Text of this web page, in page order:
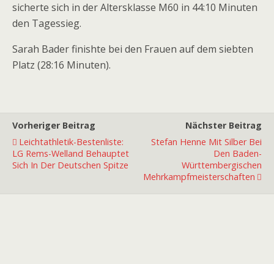
sicherte sich in der Altersklasse M60 in 44:10 Minuten
den Tagessieg.
Sarah Bader finishte bei den Frauen auf dem siebten
Platz (28:16 Minuten).
Vorheriger Beitrag
Leichtathletik-Bestenliste:
LG Rems-Welland Behauptet
Sich In Der Deutschen Spitze
Nächster Beitrag
Stefan Henne Mit Silber Bei
Den Baden-
Württembergischen
Mehrkampfmeisterschaften